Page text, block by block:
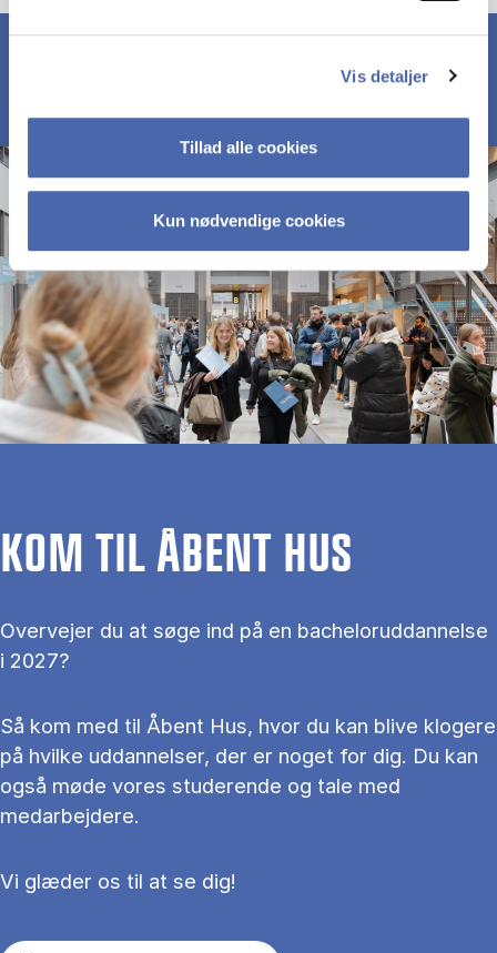
Vis detaljer
Tillad alle cookies
Kun nødvendige cookies
KOM TIL ÅBENT HUS
Overvejer du at søge ind på en bacheloruddannelse
i 2027?
Så kom med til Åbent Hus, hvor du kan blive klogere
på hvilke uddannelser, der er noget for dig. Du kan
også møde vores studerende og tale med
medarbejdere.
Vi glæder os til at se dig!